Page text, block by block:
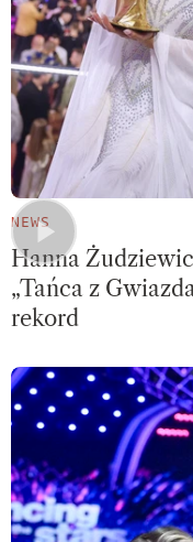
NEWS
Hanna
„Tańca z
rekord